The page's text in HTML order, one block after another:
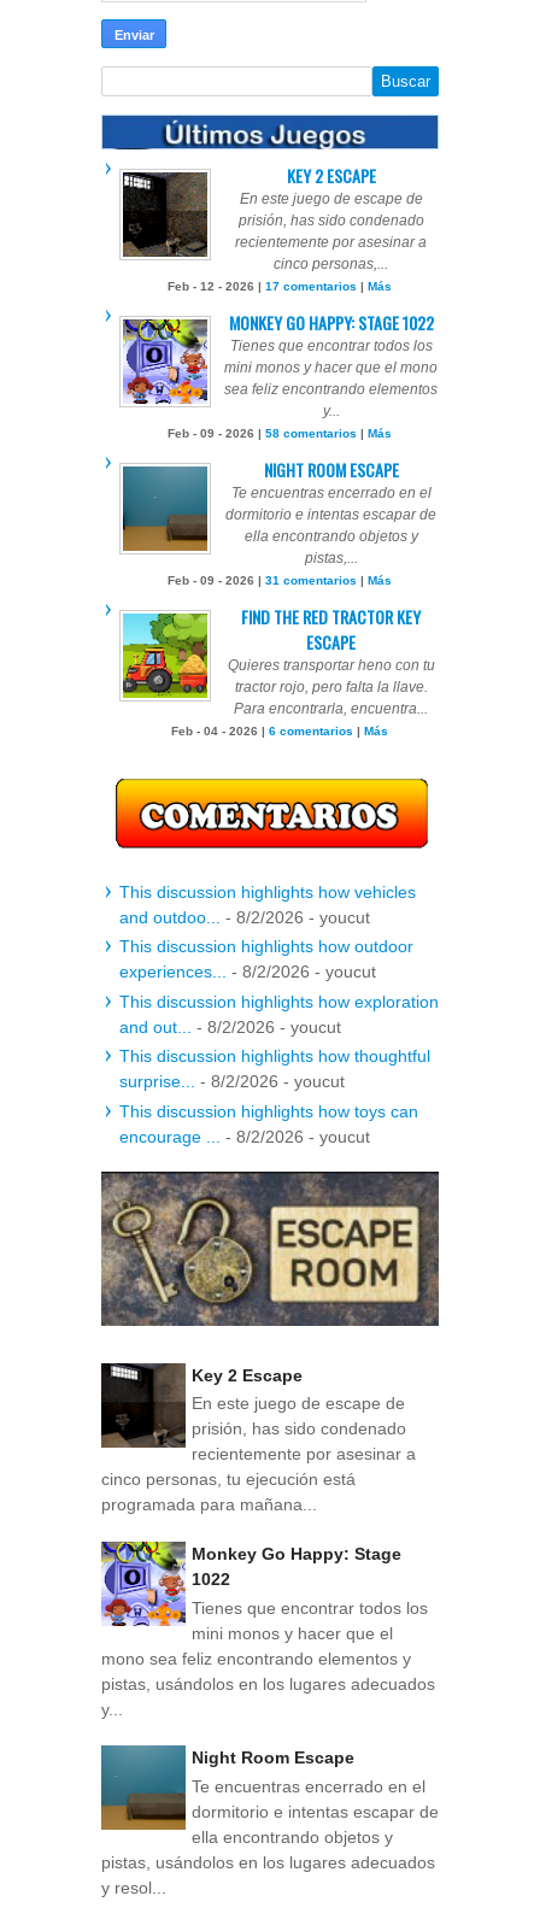
KEY 2 ESCAPE
En este juego de escape de
prisión, has sido condenado
recientemente por asesinar a
cinco personas,...
Feb - 12 - 2026 | 17 comentarios | Más
MONKEY GO HAPPY: STAGE 1022
Tienes que encontrar todos los
mini monos y hacer que el mono
sea feliz encontrando elementos
y...
Feb - 09 - 2026 | 58 comentarios | Más
NIGHT ROOM ESCAPE
Te encuentras encerrado en el
dormitorio e intentas escapar de
ella encontrando objetos y
pistas,...
Feb - 09 - 2026 | 31 comentarios | Más
FIND THE RED TRACTOR KEY
ESCAPE
Quieres transportar heno con tu
tractor rojo, pero falta la llave.
Para encontrarla, encuentra...
Feb - 04 - 2026 | 6 comentarios | Más
This discussion highlights how vehicles
and outdoo...
- 8/2/2026 - youcut
This discussion highlights how outdoor
experiences... - 8/2/2026 - youcut
This discussion highlights how exploration
and out...
- 8/2/2026 - youcut
This discussion highlights how thoughtful
surprise... - 8/2/2026 - youcut
This discussion highlights how toys can
encourage ...
- 8/2/2026 - youcut
Key 2 Escape
En este juego de escape de
prisión, has sido condenado
recientemente por asesinar a
cinco personas, tu ejecución está
programada para mañana...
Monkey Go Happy: Stage
1022
Tienes que encontrar todos los
mini monos y hacer que el
mono sea feliz encontrando elementos y
pistas, usándolos en los lugares adecuados
y...
Night Room Escape
Te encuentras encerrado en el
dormitorio e intentas escapar de
ella encontrando objetos y
pistas, usándolos en los lugares adecuados
y resol...